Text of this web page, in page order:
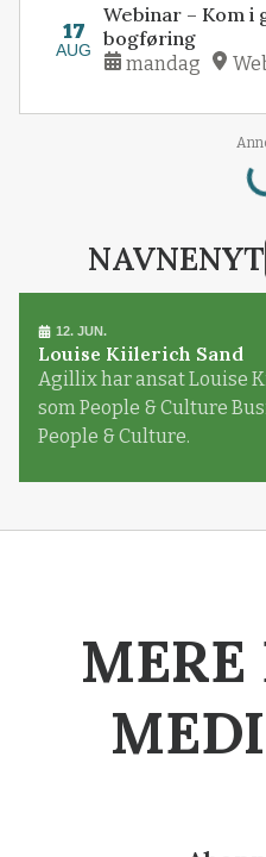
17
AUG
Webinar – Kom i
bogføring
mandag
NAVNENYT
12. JUN.
Louise Kiilerich Sand
Agillix har ansat Louise
som People & Culture
People & Culture.